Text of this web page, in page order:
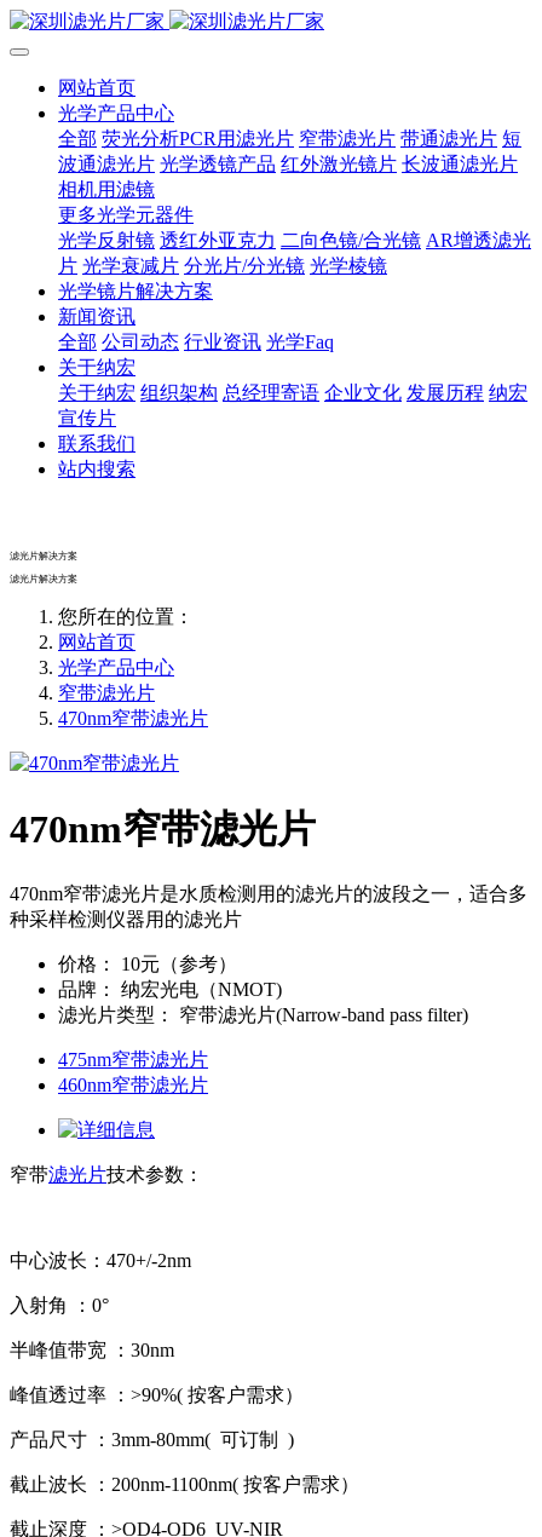
网站首页
光学产品中心
全部 荧光分析PCR用滤光片 窄带滤光片 带通滤光片 短
波通滤光片 光学透镜产品 红外激光镜片 长波通滤光片
相机用滤镜
更多光学元器件
光学反射镜 透红外亚克力 二向色镜/合光镜 AR增透滤光
片 光学衰减片 分光片/分光镜 光学棱镜
光学镜片解决方案
新闻资讯
全部 公司动态 行业资讯 光学Faq
关于纳宏
关于纳宏 组织架构 总经理寄语 企业文化 发展历程 纳宏
宣传片
联系我们
站内搜索
滤光片解决方案
滤光片解决方案
您所在的位置：
网站首页
光学产品中心
窄带滤光片
470nm窄带滤光片
470nm窄带滤光片
470nm窄带滤光片是水质检测用的滤光片的波段之一，适合多
种采样检测仪器用的滤光片
价格 ：
10元（参考）
品牌 ：
纳宏光电（NMOT)
滤光片类型 ： 窄带滤光片(Narrow-band pass filter)
475nm窄带滤光片
460nm窄带滤光片
窄带滤光片技术参数：
中心波长：470+/-2nm
入射角 ：0°
半峰值带宽 ：30nm
峰值透过率 ：>90%( 按客户需求）
产品尺寸 ：3mm-80mm( 可订制 )
截止波长 ：200nm-1100nm( 按客户需求）
截止深度 ：>OD4-OD6 UV-NIR